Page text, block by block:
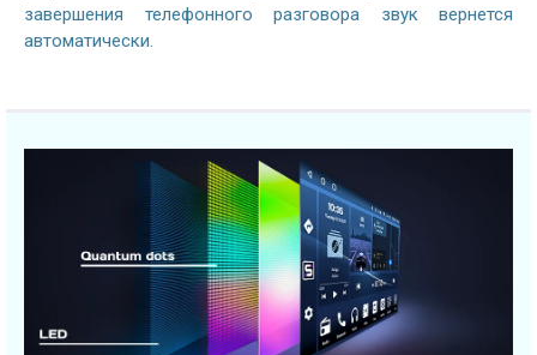
завершения телефонного разговора звук вернется
автоматически.